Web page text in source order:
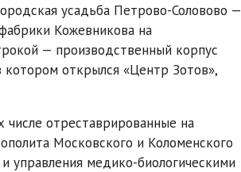
усадьба Петрово-Соловово —
Кожевникова на
— производственный корпус
открылся «Центр Зотов»,
числе отреставрированные на
Московского и Коломенского
управления медико-биологическими